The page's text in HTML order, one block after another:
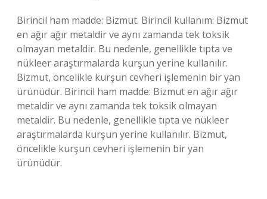
Birincil ham madde: Bizmut. Birincil kullanım: Bizmut
en ağır ağır metaldir ve aynı zamanda tek toksik
olmayan metaldir. Bu nedenle, genellikle tıpta ve
nükleer araştırmalarda kurşun yerine kullanılır.
Bizmut, öncelikle kurşun cevheri işlemenin bir yan
ürünüdür. Birincil ham madde: Bizmut en ağır ağır
metaldir ve aynı zamanda tek toksik olmayan
metaldir. Bu nedenle, genellikle tıpta ve nükleer
araştırmalarda kurşun yerine kullanılır. Bizmut,
öncelikle kurşun cevheri işlemenin bir yan
ürünüdür.